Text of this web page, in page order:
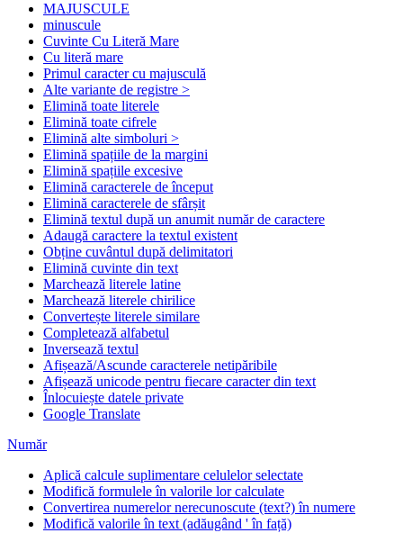
MAJUSCULE
minuscule
Cuvinte Cu Literă Mare
Cu literă mare
Primul caracter cu majusculă
Alte variante de registre >
Elimină toate literele
Elimină toate cifrele
Elimină alte simboluri >
Elimină spațiile de la margini
Elimină spațiile excesive
Elimină caracterele de început
Elimină caracterele de sfârșit
Elimină textul după un anumit număr de caractere
Adaugă caractere la textul existent
Obține cuvântul după delimitatori
Elimină cuvinte din text
Marchează literele latine
Marchează literele chirilice
Convertește literele similare
Completează alfabetul
Inversează textul
Afișează/Ascunde caracterele netipăribile
Afișează unicode pentru fiecare caracter din text
Înlocuiește datele private
Google Translate
Număr
Aplică calcule suplimentare celulelor selectate
Modifică formulele în valorile lor calculate
Convertirea numerelor nerecunoscute (text?) în numere
Modifică valorile în text (adăugând ' în față)